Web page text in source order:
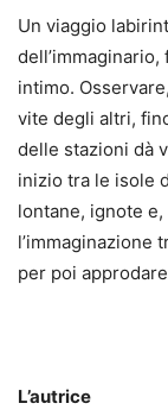
Un viaggio
intimo.
vite degli altri,
delle stazioni dà
inizio tra le isole
lontane, ignote
l’immaginazione
per poi
L’autrice